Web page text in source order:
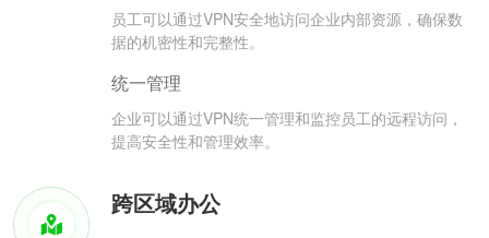
员工可以通过VPN安全地访问企业内部资源，确保数
据的机密性和完整性。
统一管理
企业可以通过VPN统一管理和监控员工的远程访问，
提高安全性和管理效率。
跨区域办公